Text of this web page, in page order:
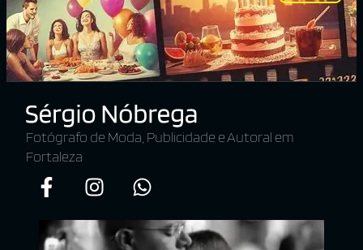
Fotógrafo de Moda, Publicidade e Autoral em
Fortaleza